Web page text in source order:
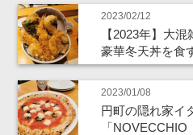
2023/02/12
【2023年】大
豪華冬天丼を食
2023/01/08
円町の隠れ家イ
「